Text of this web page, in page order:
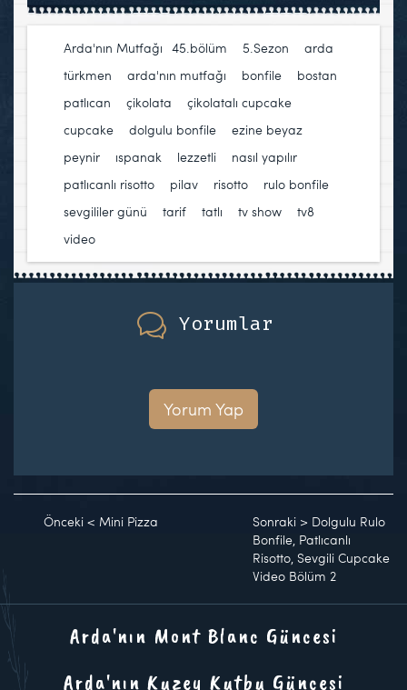
Arda'nın Mutfağı 45.bölüm 5.Sezon
arda
türkmen
arda'nın mutfağı bonfile
bostan
patlıcan
çikolata çikolatalı cupcake
cupcake
dolgulu bonfile
ezine beyaz
peynir
ıspanak lezzetli nasıl yapılır
patlıcanlı risotto
pilav risotto rulo bonfile
sevgililer günü
tarif tatlı tv show tv8
video
Yorumlar
Yorum Yap
Önceki < Mini Pizza Sonraki > Dolgulu Rulo
Bonfile, Patlıcanlı
Risotto, Sevgili Cupcake
Video Bölüm 2
Arda'nın Mont Blanc Güncesi
Arda'nın Kuzey Kutbu Güncesi